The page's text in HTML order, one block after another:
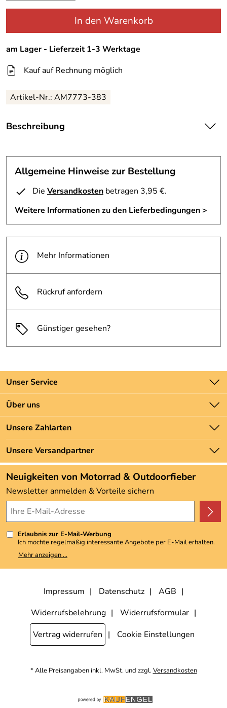
In den Warenkorb
am Lager - Lieferzeit 1-3 Werktage
Kauf auf Rechnung möglich
Artikel-Nr.: AM7773-383
Beschreibung
leichtes Columbiahemd in bewährter Qualität. Reine
Baumwolle; garngefärbt und nicht erst das fertige
Webstück mit Farbe versehen. Dadurch ist das Muster
außen wie innen und es gibt keine weißen Flächen auf der
Details des Columbia Hemd:
Material: 100 % Baumwolle
Allgemeine Hinweise zur Bestellung
Die Versandkosten betragen 3,95 €.
Weitere Informationen zu den Lieferbedingungen >
Mehr Informationen
Rückruf anfordern
Günstiger gesehen?
Unser Service
Kontakt
Batteriegesetz
Newsletter
Zahlung und Versand
Über uns
Unsere Bestseller
Marken
Neu
Angebote
Kundenbewertungen (3.492)
4,9/5*****
Unsere Zahlarten
Unsere Versandpartner
Neuigkeiten von Motorrad & Outdoorfieber
Newsletter anmelden & Vorteile sichern
Erlaubnis zur E-Mail-Werbung
Ich möchte regelmäßig interessante Angebote per E-Mail erhalten.
Meine E-Mail-Adresse wird nicht an andere Unternehmen
weitergegeben. Zu statistischen Zwecken wird in anonymer Form
kann ich jederzeit mit Wirkung für die Zukunft widerrufen, indem ich
den Link "Abmelden" am Ende des Newsletters anklicke. Die
Mehr anzeigen ...
Impressum Datenschutz
AGB
Widerrufsbelehrung
Widerrufsformular
Vertrag widerrufen
Cookie Einstellungen
* Alle Preisangaben inkl. MwSt. und zzgl.Versandkosten